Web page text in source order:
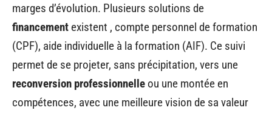
marges d’évolution. Plusieurs solutions de
financement existent , compte personnel de formation
(CPF), aide individuelle à la formation (AIF). Ce suivi
permet de se projeter, sans précipitation, vers une
reconversion professionnelle ou une montée en
compétences, avec une meilleure vision de sa valeur